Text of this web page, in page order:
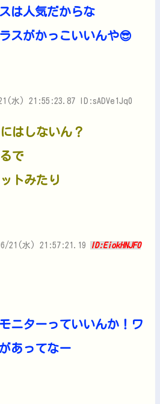
は人気だからな
スがかっこいいんや😎
水) 21:55:23.87 ID:sADVe1Jq0
はしないん？
で
トみたり
21(水) 21:57:21.19 ID:EiokHNJF0
ニターっていいんか！ワ
あってなー